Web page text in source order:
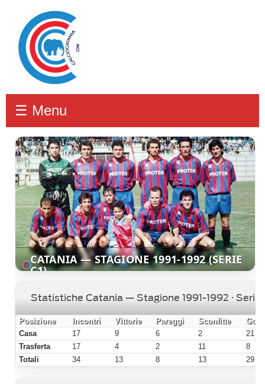
☰ Menu
CATANIA — STAGIONE 1991-1992 (SERIE
C1)
Statistiche Catania — Stagione 1991-1992 · Serie
Posizione Incontri Vittorie Pareggi Sconfitte
Gol
Casa
17 9 6 2
21
Trasferta
17 4 2 11
8
Totali
34 13 8 13 29